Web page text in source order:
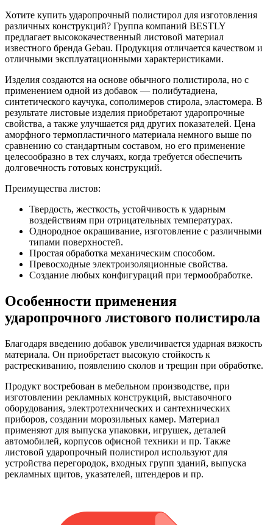
Хотите купить ударопрочный полистирол для изготовления
различных конструкций? Группа компаний BESTLY
предлагает высококачественный листовой материал
известного бренда Gebau. Продукция отличается качеством и
отличными эксплуатационными характеристиками.
Изделия создаются на основе обычного полистирола, но с
применением одной из добавок — полибутадиена,
синтетического каучука, сополимеров стирола, эластомера. В
результате листовые изделия приобретают ударопрочные
свойства, а также улучшается ряд других показателей. Цена
аморфного термопластичного материала немного выше по
сравнению со стандартным составом, но его применение
целесообразно в тех случаях, когда требуется обеспечить
долговечность готовых конструкций.
Преимущества листов:
Твердость, жесткость, устойчивость к ударным
воздействиям при отрицательных температурах.
Однородное окрашивание, изготовление с различными
типами поверхностей.
Простая обработка механическим способом.
Превосходные электроизоляционные свойства.
Создание любых конфигураций при термообработке.
Особенности применения
ударопрочного листового полистирола
Благодаря введению добавок увеличивается ударная вязкость
материала. Он приобретает высокую стойкость к
растрескиванию, появлению сколов и трещин при обработке.
Продукт востребован в мебельном производстве, при
изготовлении рекламных конструкций, выставочного
оборудования, электротехнических и сантехнических
приборов, создании морозильных камер. Материал
применяют для выпуска упаковки, игрушек, деталей
автомобилей, корпусов офисной техники и пр. Также
листовой ударопрочный полистирол используют для
устройства перегородок, входных групп зданий, выпуска
рекламных щитов, указателей, штендеров и пр.